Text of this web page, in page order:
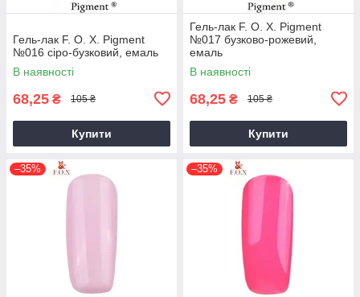
Гель-лак F. O. X. Pigment
№016 сіро-бузковий, емаль
В наявності
68,25 ₴ 105 ₴
Купити
Гель-лак F. O. X. Pigment
№017 бузково-рожевий,
емаль
В наявності
68,25 ₴ 105 ₴
Купити
–35% –35%